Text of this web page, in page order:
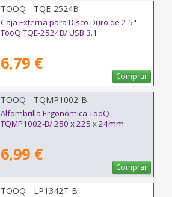
TOOQ - TQE-2524B
Caja Externa para Disco Duro de 2.5"
TooQ TQE-2524B/ USB 3.1
6,79 €
Comprar
TOOQ - TQMP1002-B
Alfombrilla Ergonómica TooQ
TQMP1002-B/ 250 x 225 x 24mm
6,99 €
Comprar
TOOQ - LP1342T-B